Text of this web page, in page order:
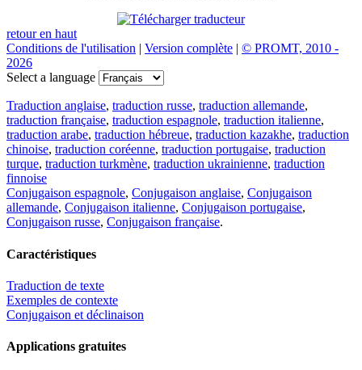
retour en haut
Conditions de l'utilisation | Version complète | © PROMT, 2010 -
2026
Select a language
Traduction anglaise, traduction russe, traduction allemande,
traduction française, traduction espagnole, traduction italienne,
traduction arabe, traduction hébreue, traduction kazakhe, traduction
chinoise, traduction coréenne, traduction portugaise, traduction
turque, traduction turkmène, traduction ukrainienne, traduction
finnoise
Conjugaison espagnole, Conjugaison anglaise, Conjugaison
allemande, Conjugaison italienne, Conjugaison portugaise,
Conjugaison russe, Conjugaison française.
Caractéristiques
Traduction de texte
Exemples de contexte
Conjugaison et déclinaison
Applications gratuites